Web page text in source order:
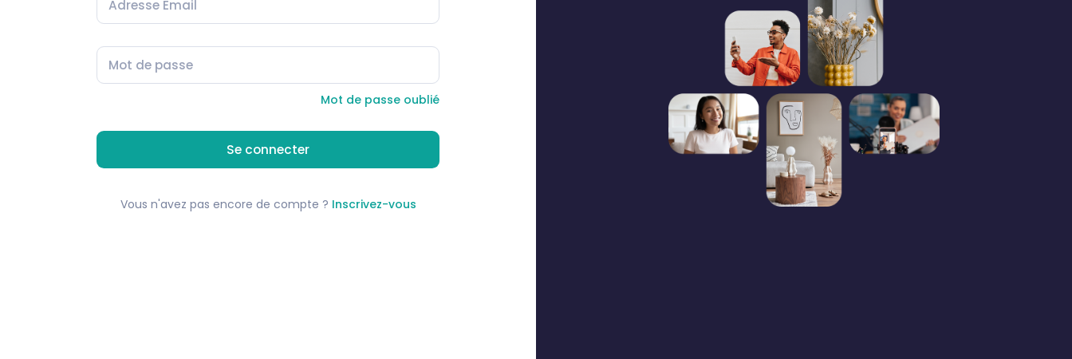
Mot de passe oublié
Se connecter
Vous n'avez pas encore de compte ? Inscrivez-vous